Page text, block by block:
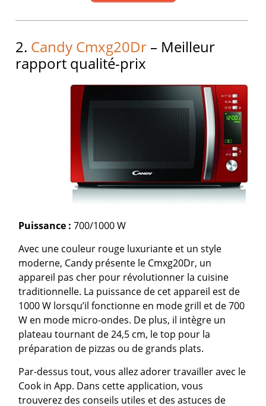
2. Candy Cmxg20Dr – Meilleur
rapport qualité-prix
Puissance : 700/1000 W
Avec une couleur rouge luxuriante et un style
moderne, Candy présente le Cmxg20Dr, un
appareil pas cher pour révolutionner la cuisine
traditionnelle. La puissance de cet appareil est de
1000 W lorsqu’il fonctionne en mode grill et de 700
W en mode micro-ondes. De plus, il intègre un
plateau tournant de 24,5 cm, le top pour la
préparation de pizzas ou de grands plats.
Par-dessus tout, vous allez adorer travailler avec le
Cook in App. Dans cette application, vous
trouverez des conseils utiles et des astuces de